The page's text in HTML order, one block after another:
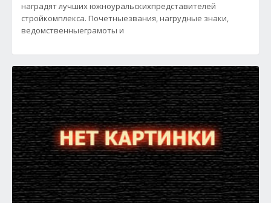
наградят лучших южноуральскихпредставителей
стройкомплекса. Почетныезвания, нагрудные знаки,
ведомственныеграмоты и